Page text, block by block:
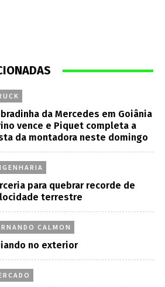
da Mercedes em Goiânia
vence e Piquet completa a
da montadora neste domingo
para quebrar recorde de
terrestre
CALMON
no exterior